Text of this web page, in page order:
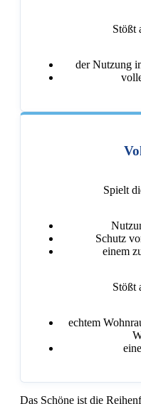
Stößt
der Nutzung
Spielt
Schutz
einem
Stößt
echtem
Das Schöne ist die